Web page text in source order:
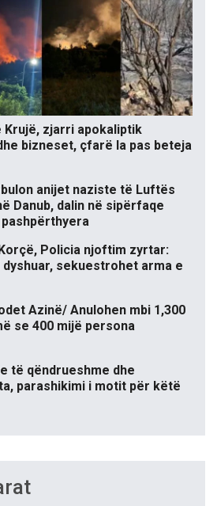
Krujë, zjarri apokaliptik
bizneset, çfarë la pas beteja
anijet naziste të Luftës
Danub, dalin në sipërfaqe
Policia njoftim zyrtar:
sekuestrohet arma e
Azinë/ Anulohen mbi 1,300
se 400 mijë persona
të qëndrueshme dhe
parashikimi i motit për këtë